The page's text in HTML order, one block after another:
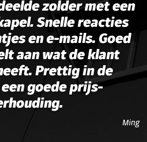
zolder met een
Snelle reacties
en e-mails. Goed
aan wat de klant
Prettig in de
goede prijs-
Ming